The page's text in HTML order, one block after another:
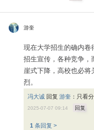
游奎
现在大学招生的确内卷
招生宣传，各种竞争，
崖式下降，高校也必将
烈。
冯大诚 回复游奎 ： 只看
2025-07-07 09:14 回复
1条回复 >